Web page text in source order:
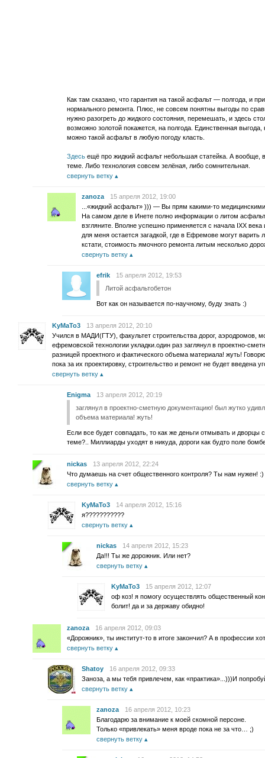
Как там сказано, что гарантия на такой асфальт — полгода, и
нормального ремонта. Плюс, не совсем понятны выгоды по
нужно разогреть до жидкого состояния, перемешать, и здесь
возможно золотой покажется, на полгода. Единственная
можно такой асфальт в любую погоду класть.
Здесь ещё про жидкий асфальт небольшая статейка. А вообще,
теме. Либо технология совсем зелёная, либо сомнительная.
свернуть ветку
zanoza
15 апреля 2012, 19:00
...«жидкий асфальт» ))) — Вы прям какими-то
На самом деле в Инете полно информации о литом
взгляните. Вполне успешно применяется с начала IХХ
для меня остается загадкой, где в Ефремове могут
кстати, стоимость ямочного ремонта литым несколько
свернуть ветку
efrik
15 апреля 2012, 19:53
Литой асфальтобетон
Вот как он называется по-научному, буду знать :)
KyMaTo3
13 апреля 2012, 20:10
Учился в МАДИ(ГТУ), факультет строительства дорог, аэродромов,
ефремовской технологии укладки.один раз заглянул в проектно-
разницей проектного и фактического объема материала! жуть!
пока за их проектировку, строительство и ремонт не будет введена
свернуть ветку
Enigma
13 апреля 2012, 20:19
заглянул в проектно-сметную документацию! был жутко
объема материала! жуть!
Если все будет совпадать, то как же деньги отмывать и дворцы
теме?.. Миллиарды уходят в никуда, дороги как будто поле
nickas
13 апреля 2012, 22:24
Что думаешь на счет общественного контроля? Ты нам нужен! :)
свернуть ветку
KyMaTo3
14 апреля 2012, 15:16
я???????????
свернуть ветку
nickas
14 апреля 2012, 15:23
Да!!! Ты же дорожник. Или нет?
свернуть ветку
KyMaTo3
15 апреля 2012, 12:07
оф коз! я помогу осуществлять общественный
болит! да и за державу обидно!
zanoza
16 апреля 2012, 09:03
«Дорожник», ты институт-то в итоге закончил? А в профессии
свернуть ветку
Shatoy
16 апреля 2012, 09:33
Заноза, а мы тебя привлечем, как «практика»...)))И
свернуть ветку
zanoza
16 апреля 2012, 10:23
Благодарю за внимание к моей скомной персоне.
Только «привлекать» меня вроде пока не за что… ;)
свернуть ветку